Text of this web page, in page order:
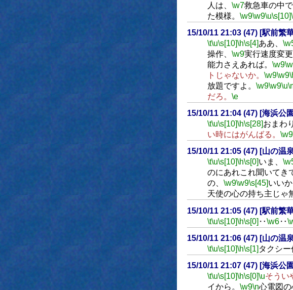
人は、 \w7救急車の中
た模様。 \w9\w9\u\s[10]
15/10/11 21:03 (47) [駅前繁
\t\u\s[10]\h\s[4]ああ、
操作、 \w9実行速度変更
能力さえあれば。 \w9
トじゃないか。 \w9\w9
放題ですよ。 \w9\w9\u
だろ。 \e
15/10/11 21:04 (47) [海浜公
\t\u\s[10]\h\s[28]おまわ
い時にはがんばる。 \w9
15/10/11 21:05 (47) [山の温
\t\u\s[10] \h\s[0] いま、
のにあれこれ聞いてき
の、 \w9\w9\s[45] いい
天使の心の持ち主じゃ
15/10/11 21:05 (47) [駅前繁
\t\u\s[10]\h\s[0] ‥\w6‥
15/10/11 21:06 (47) [山の温
\t\u\s[10]\h\s[1] タクシー
15/10/11 21:07 (47) [海浜公
\t\u\s[10]\h\s[0]\uそうい
イから。 \w9\n心電図の